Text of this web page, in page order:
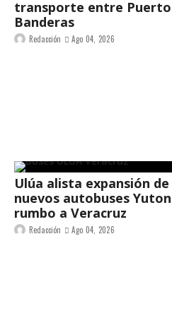
transporte entre
Banderas
Redacción Ago 04, 2026
Ulúa alista expansión
nuevos autobuses
rumbo a Veracruz
Redacción Ago 04, 2026